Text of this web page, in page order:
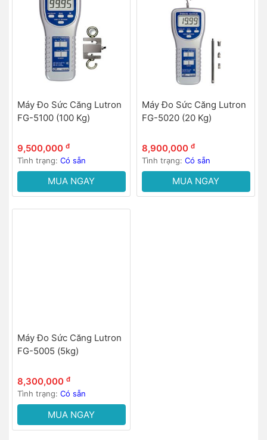
Máy Đo Sức Căng Lutron
FG-5100 (100 Kg)
9,500,000 đ
Tình trạng: Có sẵn
MUA NGAY
Máy Đo Sức Căng Lutron
FG-5020 (20 Kg)
8,900,000 đ
Tình trạng: Có sẵn
MUA NGAY
Máy Đo Sức Căng Lutron
FG-5005 (5kg)
8,300,000 đ
Tình trạng: Có sẵn
MUA NGAY